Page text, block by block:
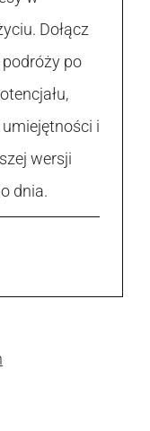
Dołącz
po
i
wersji
dnia.